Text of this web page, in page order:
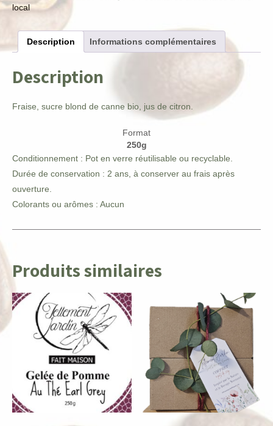
-
Classique
local
Description Informations complémentaires
Description
Fraise, sucre blond de canne bio, jus de citron.
Format
250g
Conditionnement : Pot en verre réutilisable ou recyclable.
Durée de conservation : 2 ans, à conserver au frais après
ouverture.
Colorants ou arômes : Aucun
Produits similaires